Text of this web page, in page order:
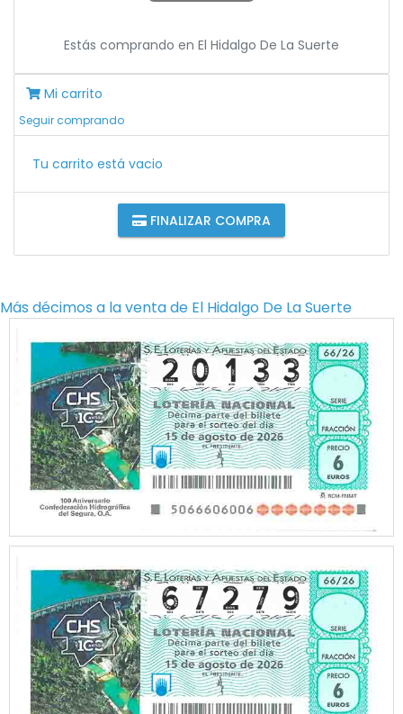
Estás comprando en El Hidalgo De La Suerte
Mi carrito
Seguir comprando
Tu carrito está vacio
FINALIZAR COMPRA
Más décimos a la venta de El Hidalgo De La Suerte